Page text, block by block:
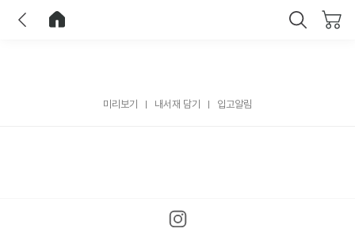
미리보기 내서재 담기 입고알림